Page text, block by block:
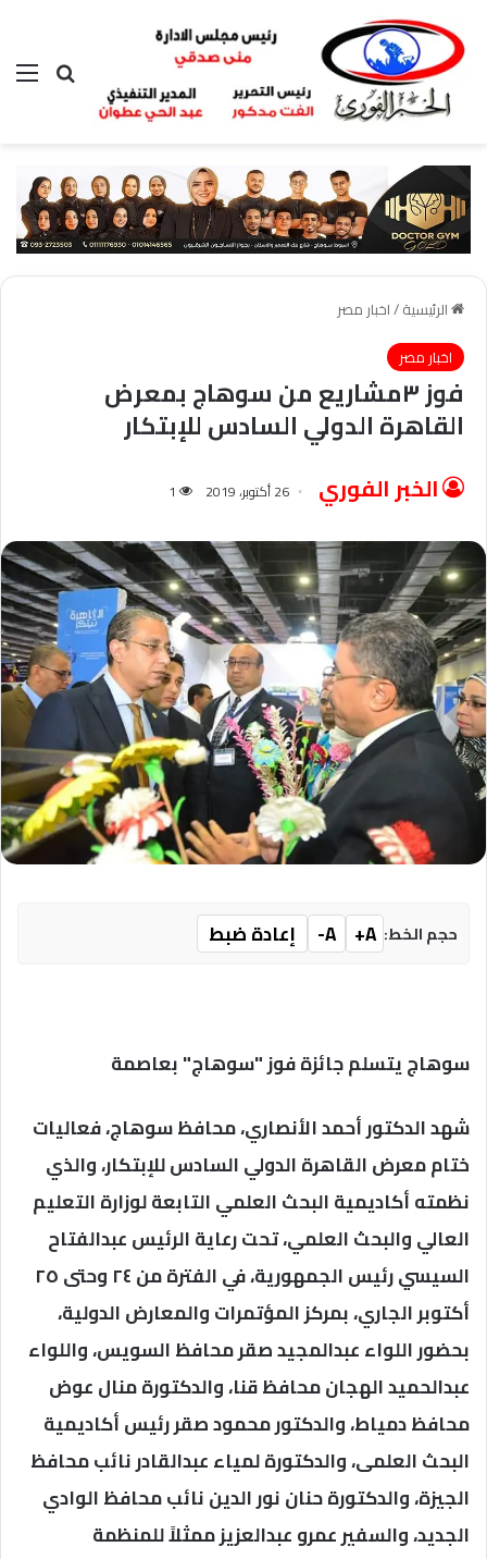
بحث عن
الرئيسية/اخبار مصر
اخبار مصر
فوز ٣مشاريع من سوهاج بمعرض
القاهرة الدولي السادس للإبتكار
الخبر الفوري 26 أكتوبر، 2019 1
حجم الخط: A+
A- إعادة ضبط
سوهاج يتسلم جائزة فوز "سوهاج" بعاصمة
شهد الدكتور أحمد الأنصاري، محافظ سوهاج، فعاليات
ختام معرض القاهرة الدولي السادس للإبتكار، والذي
نظمته أكاديمية البحث العلمي التابعة لوزارة التعليم
العالي والبحث العلمي، تحت رعاية الرئيس عبدالفتاح
السيسي رئيس الجمهورية، في الفترة من ٢٤ وحتى ٢٥
أكتوبر الجاري، بمركز المؤتمرات والمعارض الدولية،
بحضور اللواء عبدالمجيد صقر محافظ السويس، واللواء
عبدالحميد الهجان محافظ قنا، والدكتورة منال عوض
محافظ دمياط، والدكتور محمود صقر رئيس أكاديمية
البحث العلمى، والدكتورة لمياء عبدالقادر نائب محافظ
الجيزة، والدكتورة حنان نور الدين نائب محافظ الوادي
الجديد، والسفير عمرو عبدالعزيز ممثلاً للمنظمة